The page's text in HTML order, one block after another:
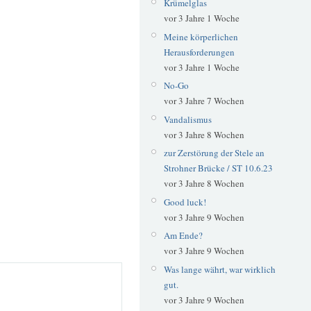
Krümelglas
vor 3 Jahre 1 Woche
Meine körperlichen
Herausforderungen
vor 3 Jahre 1 Woche
No-Go
vor 3 Jahre 7 Wochen
Vandalismus
vor 3 Jahre 8 Wochen
zur Zerstörung der Stele an
Strohner Brücke / ST 10.6.23
vor 3 Jahre 8 Wochen
Good luck!
vor 3 Jahre 9 Wochen
Am Ende?
vor 3 Jahre 9 Wochen
Was lange währt, war wirklich
gut.
vor 3 Jahre 9 Wochen